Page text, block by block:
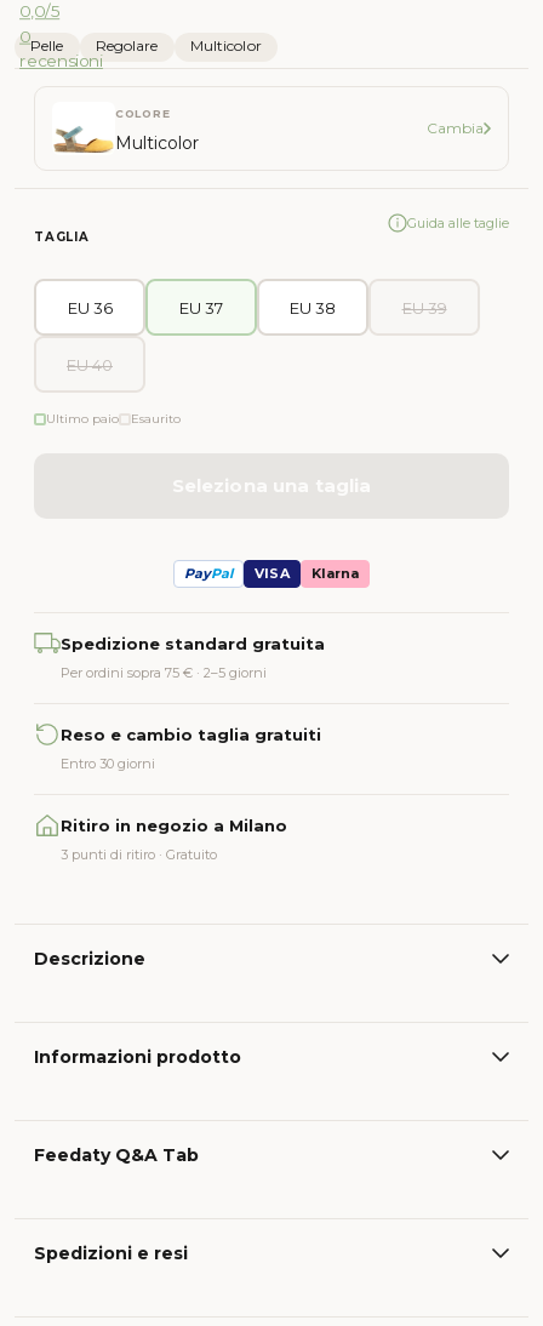
0,0/5
0
recensioni
Pelle Regolare Multicolor
COLORE
Multicolor
Cambia
TAGLIA
Guida alle taglie
EU 36 EU 37 EU 38 EU 39
EU 40
Ultimo paio Esaurito
Seleziona una taglia
PayPal VISA Klarna
Spedizione standard gratuita
Per ordini sopra 75 € · 2–5 giorni
Reso e cambio taglia gratuiti
Entro 30 giorni
Ritiro in negozio a Milano
3 punti di ritiro · Gratuito
Descrizione
Informazioni prodotto
Feedaty Q&A Tab
Spedizioni e resi